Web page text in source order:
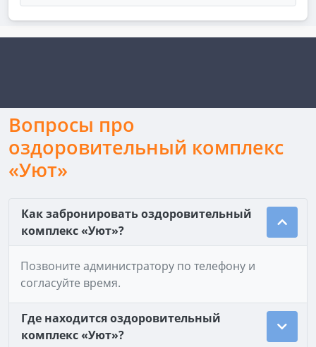
Вопросы про
оздоровительный комплекс
«Уют»
Как забронировать оздоровительный
комплекс «Уют»?
Позвоните администратору по телефону и
согласуйте время.
Где находится оздоровительный
комплекс «Уют»?